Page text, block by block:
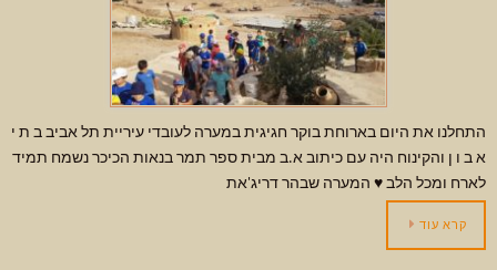
התחלנו את היום בארוחת בוקר חגיגית במערה לעובדי עיריית תל אביב ב ת י
א ב ו ן והקינוח היה עם כיתוב א.ב מבית ספר תמר בנאות הכיכר נשמח תמיד
לארח ומכל הלב ♥ המערה שבהר דריג'את
קרא עוד